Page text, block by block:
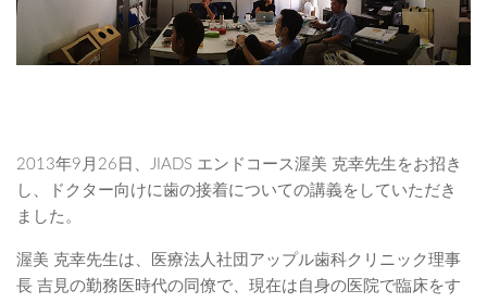
2013年9月26日、JIADS エンドコース渥美 克幸先生をお招き
し、ドクター向けに歯の接着についての講義をしていただき
ました。
渥美 克幸先生は、医療法人社団アップル歯科クリニック理事
長 吉見の勤務医時代の同僚で、現在は自身の医院で臨床をす